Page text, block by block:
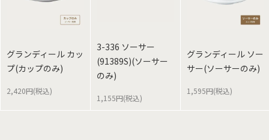
グランディール カッ
プ(カップのみ)
2,420円(税込)
3-336 ソーサー
(91389S)(ソーサー
のみ)
1,155円(税込)
グランディール ソー
サー(ソーサーのみ)
1,595円(税込)